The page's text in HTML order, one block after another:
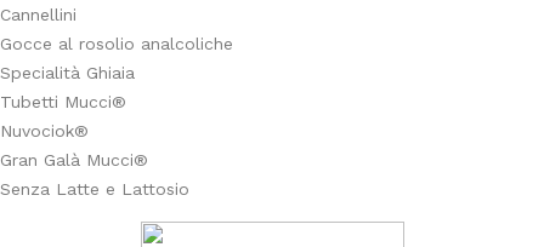
Cannellini
Gocce al rosolio analcoliche
Specialità Ghiaia
Tubetti Mucci®
Nuvociok®
Gran Galà Mucci®
Senza Latte e Lattosio